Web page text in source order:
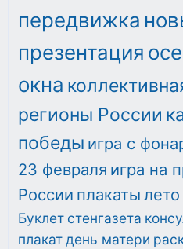
передвижка
презентация
окна
регионы России
победы игра с
23 февраля игра на
России плакаты лето
Буклет стенгазета
плакатдень матери